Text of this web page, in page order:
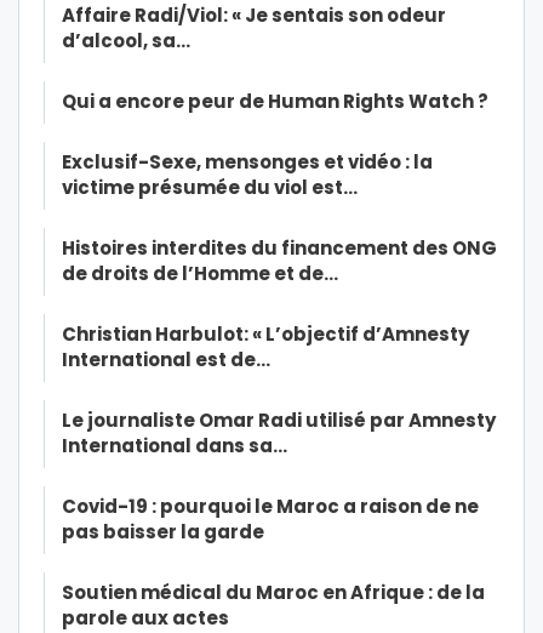
Affaire Radi/Viol: « Je sentais son odeur
d’alcool, sa…
Qui a encore peur de Human Rights Watch ?
Exclusif-Sexe, mensonges et vidéo : la
victime présumée du viol est…
Histoires interdites du financement des ONG
de droits de l’Homme et de…
Christian Harbulot: « L’objectif d’Amnesty
International est de…
Le journaliste Omar Radi utilisé par Amnesty
International dans sa…
Covid-19 : pourquoi le Maroc a raison de ne
pas baisser la garde
Soutien médical du Maroc en Afrique : de la
parole aux actes